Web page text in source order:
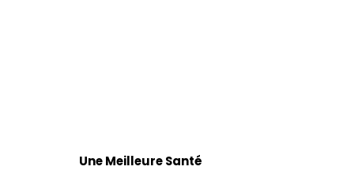
Une Meilleure Santé